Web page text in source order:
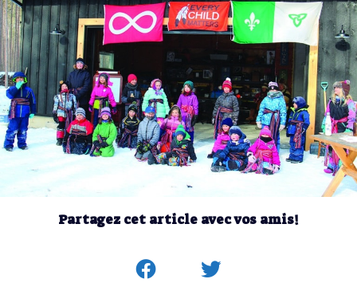
Partagez cet article avec vos amis!